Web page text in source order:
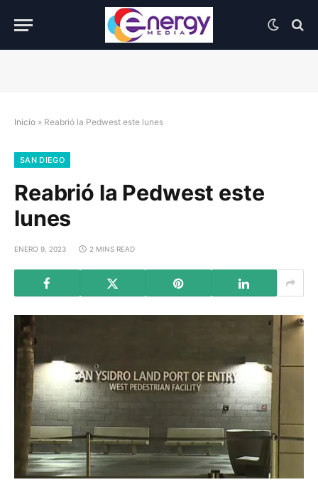
Inicio » Reabrió la Pedwest este lunes
SAN DIEGO
Reabrió la Pedwest este
lunes
ENERO 9, 2023 2 MINS READ